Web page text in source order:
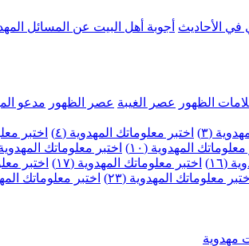
في الأحاديث أجوبة أهل البيت عن المسائل
الظهور عصر الغيبة عصر الظهور مدعو
(٣) اختبر معلوماتك المهدوية (٤) اختبر
معلوماتك المهدوية (١٠) اختبر معلوماتك المهدوية
(١٦) اختبر معلوماتك المهدوية (١٧) اختبر
اختبر معلوماتك المهدوية (٢٣)
اختبر معلوماتك
مهدوية